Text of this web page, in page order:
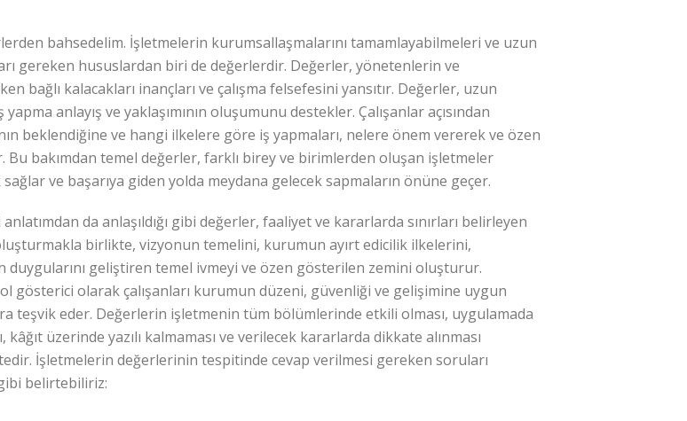
bahsedelim. İşletmelerin kurumsallaşmalarını tamamlayabilmeleri ve uzun
gereken hususlardan biri de değerlerdir. Değerler, yönetenlerin ve
bağlı kalacakları inançları ve çalışma felsefesini yansıtır. Değerler, uzun
anlayış ve yaklaşımının oluşumunu destekler. Çalışanlar açısından
beklendiğine ve hangi ilkelere göre iş yapmaları, nelere önem vererek ve özen
bakımdan temel değerler, farklı birey ve birimlerden oluşan işletmeler
ve başarıya giden yolda meydana gelecek sapmaların önüne geçer.
anlatımdan da anlaşıldığı gibi değerler, faaliyet ve kararlarda sınırları belirleyen
birlikte, vizyonun temelini, kurumun ayırt edicilik ilkelerini,
duygularını geliştiren temel ivmeyi ve özen gösterilen zemini oluşturur.
gösterici olarak çalışanları kurumun düzeni, güvenliği ve gelişimine uygun
teşvik eder. Değerlerin işletmenin tüm bölümlerinde etkili olması, uygulamada
kâğıt üzerinde yazılı kalmaması ve verilecek kararlarda dikkate alınması
İşletmelerin değerlerinin tespitinde cevap verilmesi gereken soruları
belirtebiliriz: